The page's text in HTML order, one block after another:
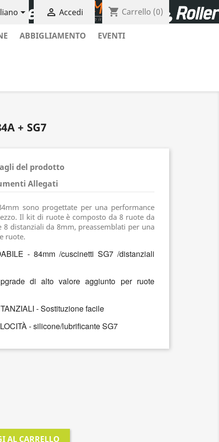
  Accedi shopping_cart Carrello (0)
ABBIGLIAMENTO EVENTI
+ SG7
del prodotto
Allegati
sono progettate per una performance
Il kit di ruote è composto da 8 ruote da
8 distanziali da 8mm, preassemblati per una
ruote.
- 84mm /cuscinetti SG7 /distanziali
di alto valore aggiunto per ruote
- Sostituzione facile
- silicone/lubrificante SG7
AL CARRELLO